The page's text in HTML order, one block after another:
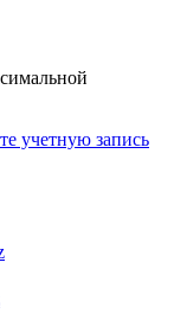
учетную запись